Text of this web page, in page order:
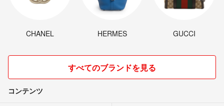
CHANEL HERMES GUCCI
すべてのブランドを見る
コンテンツ